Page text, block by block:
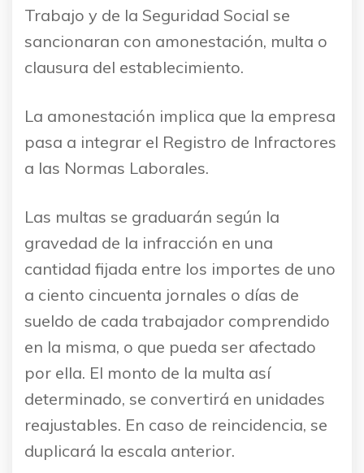
Trabajo y de la Seguridad Social se
sancionaran con amonestación, multa o
clausura del establecimiento.
La amonestación implica que la empresa
pasa a integrar el Registro de Infractores
a las Normas Laborales.
Las multas se graduarán según la
gravedad de la infracción en una
cantidad fijada entre los importes de uno
a ciento cincuenta jornales o días de
sueldo de cada trabajador comprendido
en la misma, o que pueda ser afectado
por ella. El monto de la multa así
determinado, se convertirá en unidades
reajustables. En caso de reincidencia, se
duplicará la escala anterior.